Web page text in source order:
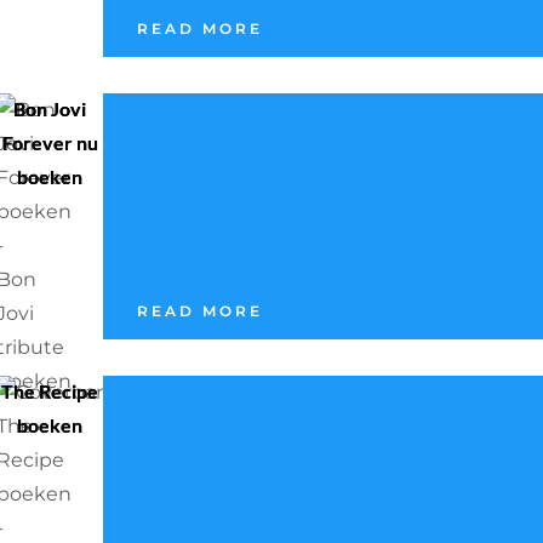
READ MORE
Bon Jovi
Forever nu
boeken
READ MORE
The Recipe
boeken